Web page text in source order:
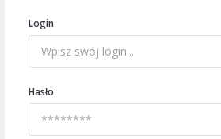
Login
Hasło